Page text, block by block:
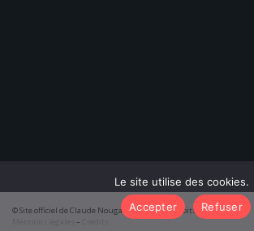
© Site officiel de Claude Nougaro 2026 – Tous droits réservés
–
Le site utilise des cookies.
Accepter
Refuser